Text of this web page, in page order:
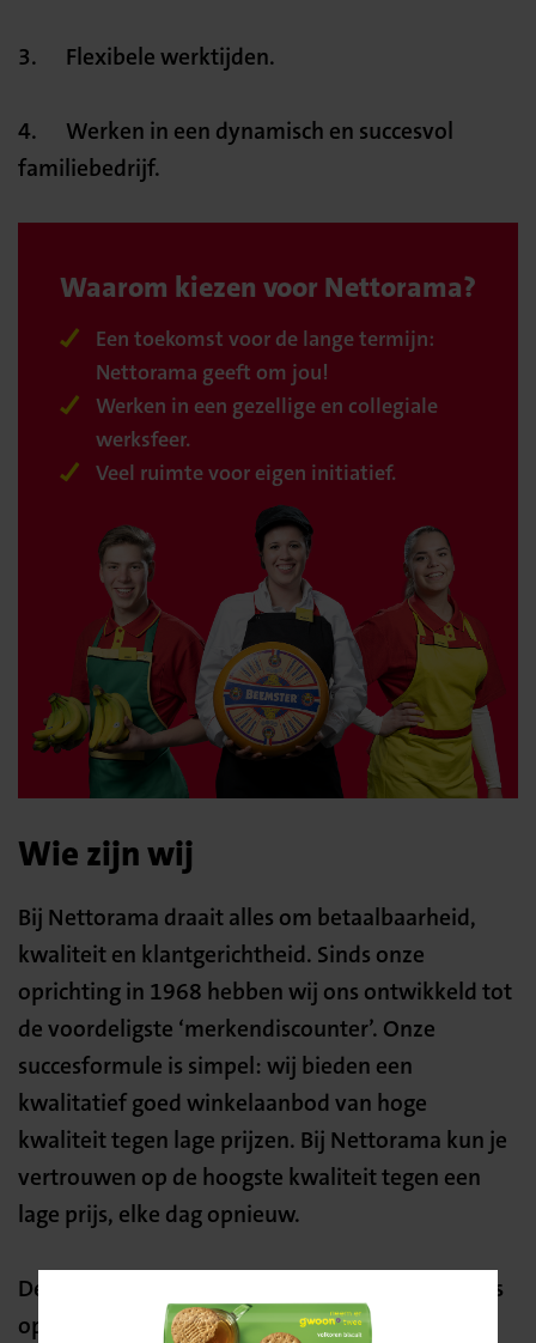
3. Flexibele werktijden.
4. Werken in een dynamisch en succesvol
familiebedrijf.
Waarom kiezen voor Nettorama?
Een toekomst voor de lange termijn:
Nettorama geeft om jou!
Werken in een gezellige en collegiale
werksfeer.
Veel ruimte voor eigen initiatief.
Wie zijn wij
Bij Nettorama draait alles om betaalbaarheid,
kwaliteit en klantgerichtheid. Sinds onze
oprichting in 1968 hebben wij ons ontwikkeld tot
de voordeligste ‘merkendiscounter’. Onze
succesformule is simpel: wij bieden een
kwalitatief goed winkelaanbod van hoge
kwaliteit tegen lage prijzen. Bij Nettorama kun je
vertrouwen op de hoogste kwaliteit tegen een
lage prijs, elke dag opnieuw.
De afgelopen 15 jaar eindigde Nettorama steeds
op nummer 1 of nummer 2 op het onderdeel